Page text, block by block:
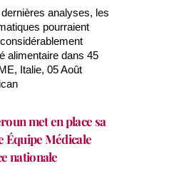
analyses, les
pourraient
alimentaire dans 45
Italie, 05 Août
met en place sa
Équipe Médicale
nationale